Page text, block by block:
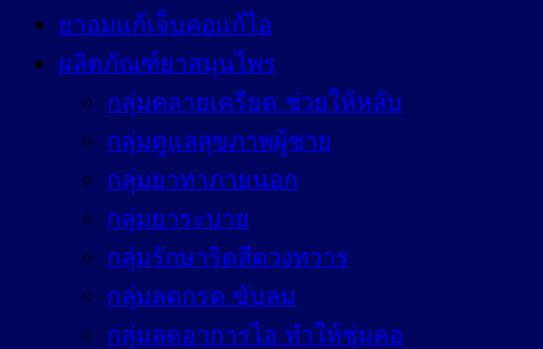
ยาอมแก้เจ็บคอแก้ไอ
ผลิตภัณฑ์ยาสมุนไพร
กลุ่มคลายเครียด ช่วยให้หลับ
กลุ่มดูแลสุขภาพผู้ชาย
กลุ่มยาทาภายนอก
กลุ่มยาระบาย
กลุ่มรักษาริดสีดวงทวาร
กลุ่มลดกรด ขับลม
กลุ่มลดอาการไอ ทำให้ชุ่มคอ